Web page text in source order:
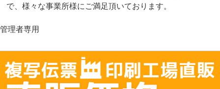
で、様々な事業所様にご満足頂いております。
管理者専用